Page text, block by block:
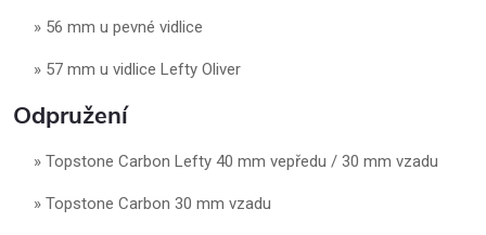
56 mm u pevné vidlice
57 mm u vidlice Lefty Oliver
Odpružení
Topstone Carbon Lefty 40 mm vepředu / 30 mm vzadu
Topstone Carbon 30 mm vzadu